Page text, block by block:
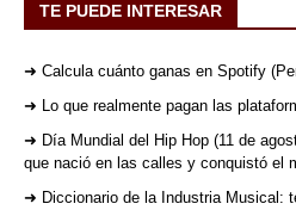
TE PUEDE INTERESAR
➜ Calcula cuánto ganas en Spotify
➜ Lo que realmente pagan las
➜ Día Mundial del Hip Hop (11 de
que nació en las calles y conquistó el
➜ Diccionario de la Industria Musical: